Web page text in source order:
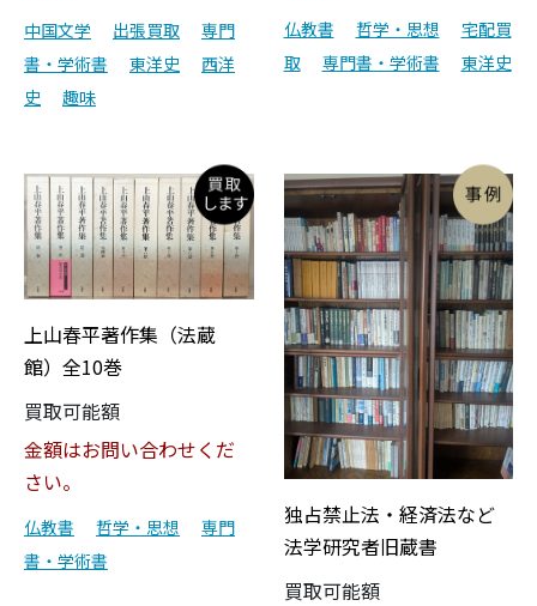
中国文学 出張買取
専門
書・学術書
東洋史
西洋
史
趣味
仏教書 哲学・思想
宅配買
取
専門書・学術書 東洋史
上山春平著作集（法蔵
館）全10巻
買取可能額
金額はお問い合わせくだ
さい。
仏教書 哲学・思想
専門
書・学術書
独占禁止法・経済法など
法学研究者旧蔵書
買取可能額